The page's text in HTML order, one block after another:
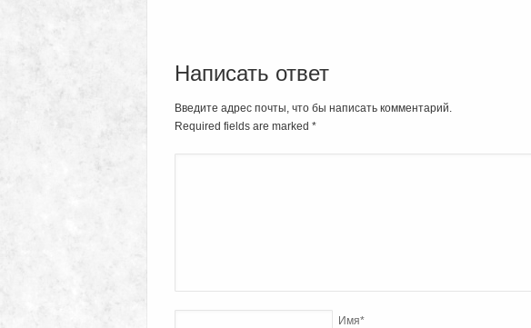
Написать ответ
Введите адрес почты, что бы написать комментарий.
Required fields are marked *
Имя*